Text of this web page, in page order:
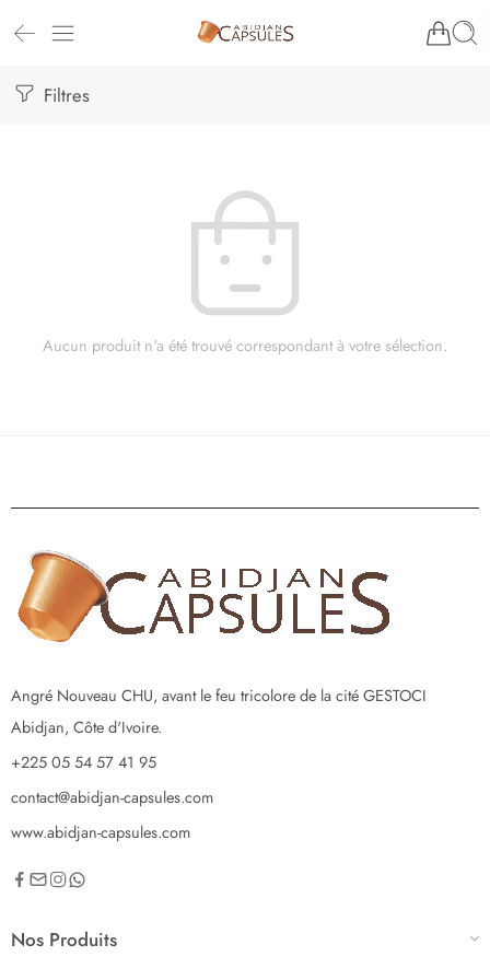
Filtres
Aucun produit n'a été trouvé correspondant à votre sélection.
Angré Nouveau CHU, avant le feu tricolore de la cité GESTOCI
Abidjan, Côte d'Ivoire.
+225 05 54 57 41 95
contact@abidjan-capsules.com
www.abidjan-capsules.com
Nos Produits